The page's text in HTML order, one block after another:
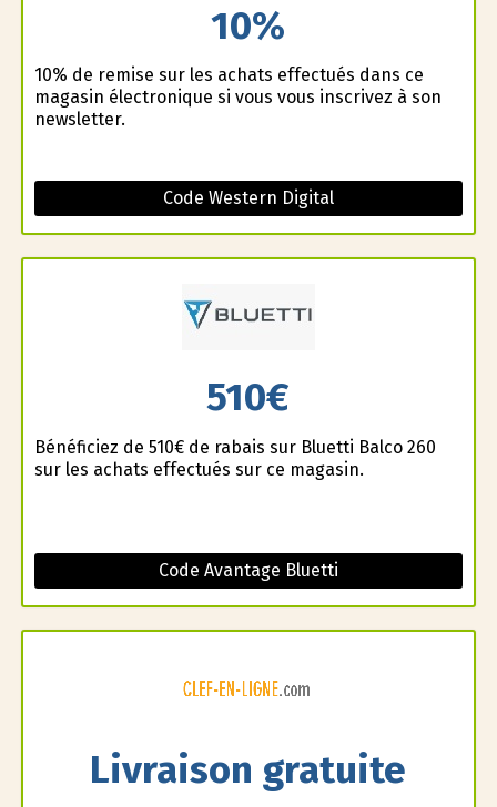
10%
10% de remise sur les achats effectués dans ce
magasin électronique si vous vous inscrivez à son
newsletter.
Code Western Digital
510€
Bénéficiez de 510€ de rabais sur Bluetti Balco 260
sur les achats effectués sur ce magasin.
Code Avantage Bluetti
Livraison gratuite